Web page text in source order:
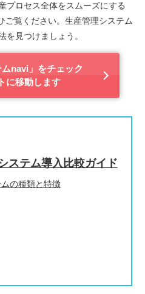
プロセス全体をスムーズにする
ご覧ください。生産管理システム
を見つけましょう。
ムnavi」をチェック
に移動します
ステム導入比較ガイド
ムの種類と特徴